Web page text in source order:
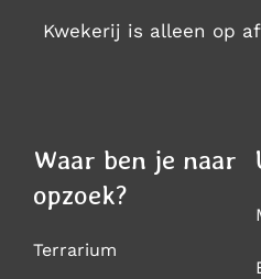
Kwekerij is alleen op
Waar ben je naar
opzoek?
Terrarium